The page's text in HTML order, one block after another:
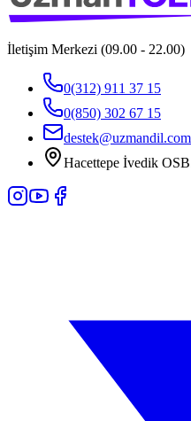
İletişim Merkezi (09.00 - 22.00)
0(312) 911 37 15
0(850) 302 67 15
destek@uzmandil.com
Hacettepe İvedik